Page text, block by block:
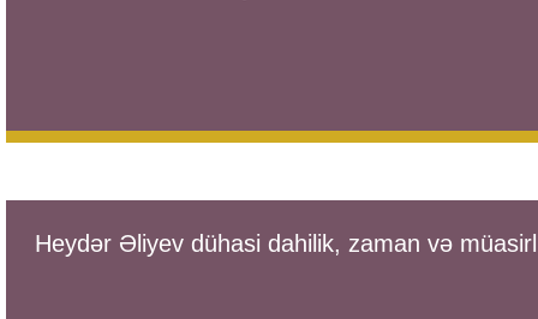
Heydər Əliyev dühasi dahilik, zaman və